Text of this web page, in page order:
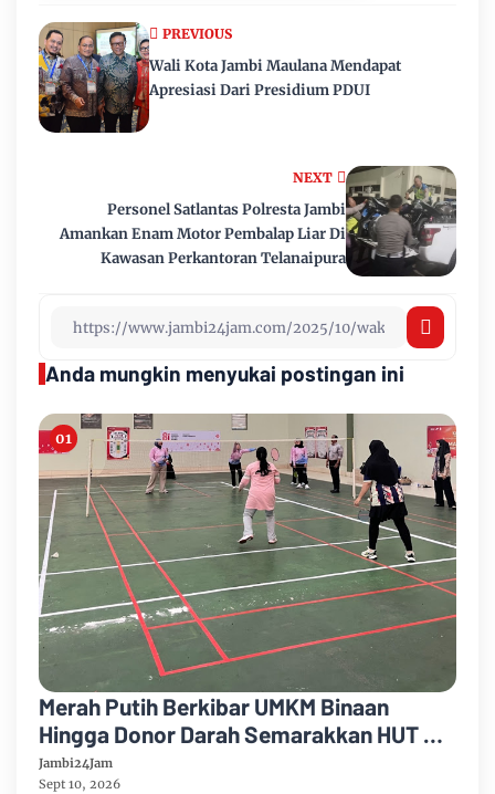
NEXT
Personel Satlantas Polresta Jambi
Amankan Enam Motor Pembalap Liar Di
Kawasan Perkantoran Telanaipura
PREVIOUS
Wali Kota Jambi Maulana Mendapat
Apresiasi Dari Presidium PDUI
Anda mungkin menyukai postingan ini
Merah Putih Berkibar UMKM Binaan
Hingga Donor Darah Semarakkan HUT RI
Ke-81 Di PTPN IV Regional IV
Jambi24Jam
Sept 10, 2026